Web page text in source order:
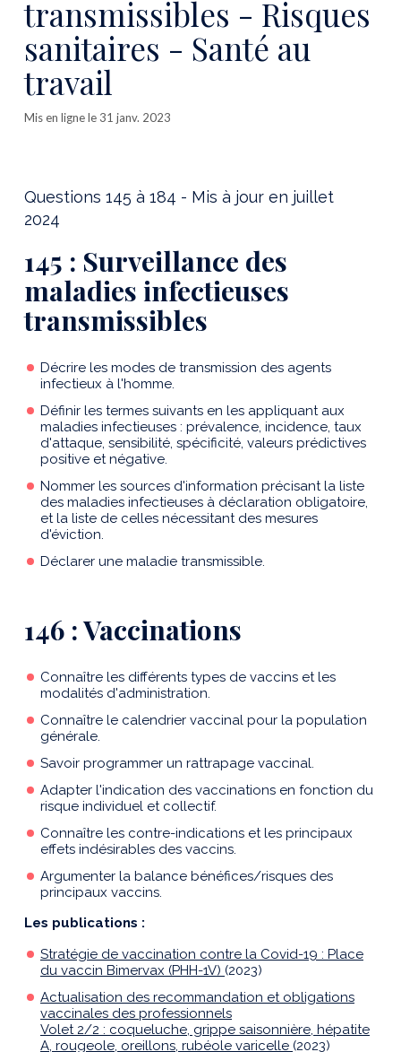
transmissibles - Risques
sanitaires - Santé au
travail
Mis en ligne le 31 janv. 2023
Questions 145 à 184 - Mis à jour en juillet
2024
145 : Surveillance des
maladies infectieuses
transmissibles
Décrire les modes de transmission des agents
infectieux à l'homme.
Définir les termes suivants en les appliquant aux
maladies infectieuses : prévalence, incidence, taux
d'attaque, sensibilité, spécificité, valeurs prédictives
positive et négative.
Nommer les sources d'information précisant la liste
des maladies infectieuses à déclaration obligatoire,
et la liste de celles nécessitant des mesures
d'éviction.
Déclarer une maladie transmissible.
146 : Vaccinations
Connaître les différents types de vaccins et les
modalités d'administration.
Connaître le calendrier vaccinal pour la population
générale.
Savoir programmer un rattrapage vaccinal.
Adapter l'indication des vaccinations en fonction du
risque individuel et collectif.
Connaître les contre-indications et les principaux
effets indésirables des vaccins.
Argumenter la balance bénéfices/risques des
principaux vaccins.
Les publications :
Stratégie de vaccination contre la Covid-19 : Place
du vaccin Bimervax (PHH-1V) (2023)
Actualisation des recommandation et obligations
vaccinales des professionnels
Volet 2/2 : coqueluche, grippe saisonnière, hépatite
A, rougeole, oreillons, rubéole varicelle (2023)